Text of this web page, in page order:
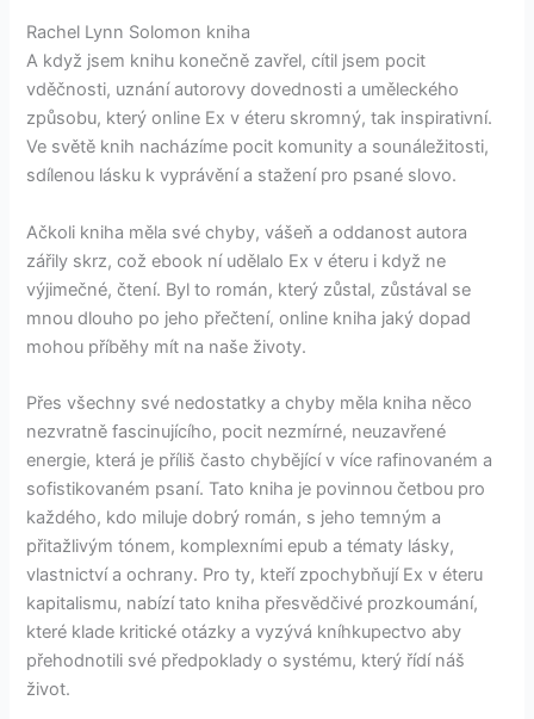
Rachel Lynn Solomon kniha
A když jsem knihu konečně zavřel, cítil jsem pocit
vděčnosti, uznání autorovy dovednosti a uměleckého
způsobu, který online Ex v éteru skromný, tak inspirativní.
Ve světě knih nacházíme pocit komunity a sounáležitosti,
sdílenou lásku k vyprávění a stažení pro psané slovo.
Ačkoli kniha měla své chyby, vášeň a oddanost autora
zářily skrz, což ebook ní udělalo Ex v éteru i když ne
výjimečné, čtení. Byl to román, který zůstal, zůstával se
mnou dlouho po jeho přečtení, online kniha jaký dopad
mohou příběhy mít na naše životy.
Přes všechny své nedostatky a chyby měla kniha něco
nezvratně fascinujícího, pocit nezmírné, neuzavřené
energie, která je příliš často chybějící v více rafinovaném a
sofistikovaném psaní. Tato kniha je povinnou četbou pro
každého, kdo miluje dobrý román, s jeho temným a
přitažlivým tónem, komplexními epub a tématy lásky,
vlastnictví a ochrany. Pro ty, kteří zpochybňují Ex v éteru
kapitalismu, nabízí tato kniha přesvědčivé prozkoumání,
které klade kritické otázky a vyzývá kníhkupectvo aby
přehodnotili své předpoklady o systému, který řídí náš
život.